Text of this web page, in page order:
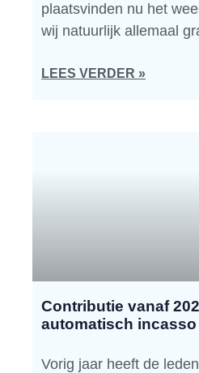
plaatsvinden nu het
wij natuurlijk allemaal
LEES VERDER »
Contributie vanaf
automatisch incasso
Vorig jaar heeft de